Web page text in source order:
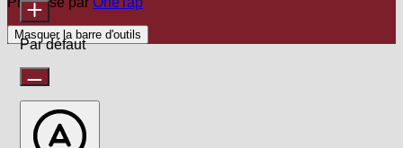
Masquer la barre d'outils
Par défaut